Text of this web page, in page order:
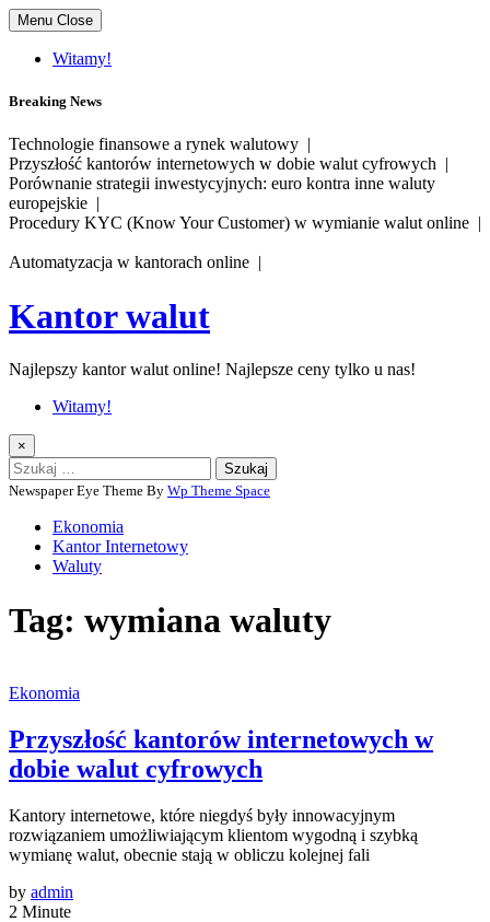
Skip
to
content
Menu Close
Witamy!
Breaking News
Technologie finansowe a rynek walutowy |
Przyszłość kantorów internetowych w dobie walut cyfrowych |
Porównanie strategii inwestycyjnych: euro kontra inne waluty
europejskie |
Procedury KYC (Know Your Customer) w wymianie walut online |
Automatyzacja w kantorach online |
Kantor walut
Najlepszy kantor walut online! Najlepsze ceny tylko u nas!
Witamy!
×
Szukaj:
Newspaper Eye Theme By Wp Theme Space
Ekonomia
Kantor Internetowy
Waluty
Tag: wymiana waluty
Ekonomia
Przyszłość kantorów internetowych w
dobie walut cyfrowych
Kantory internetowe, które niegdyś były innowacyjnym
rozwiązaniem umożliwiającym klientom wygodną i szybką
wymianę walut, obecnie stają w obliczu kolejnej fali
by admin
2 Minute